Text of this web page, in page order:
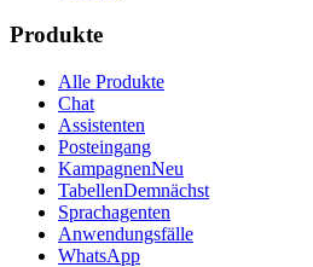
Produkte
Alle Produkte
Chat
Assistenten
Posteingang
KampagnenNeu
TabellenDemnächst
Sprachagenten
Anwendungsfälle
WhatsApp